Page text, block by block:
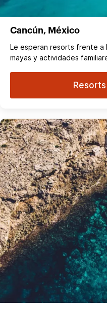
Cancún, México
Le esperan resorts frente a
mayas y actividades